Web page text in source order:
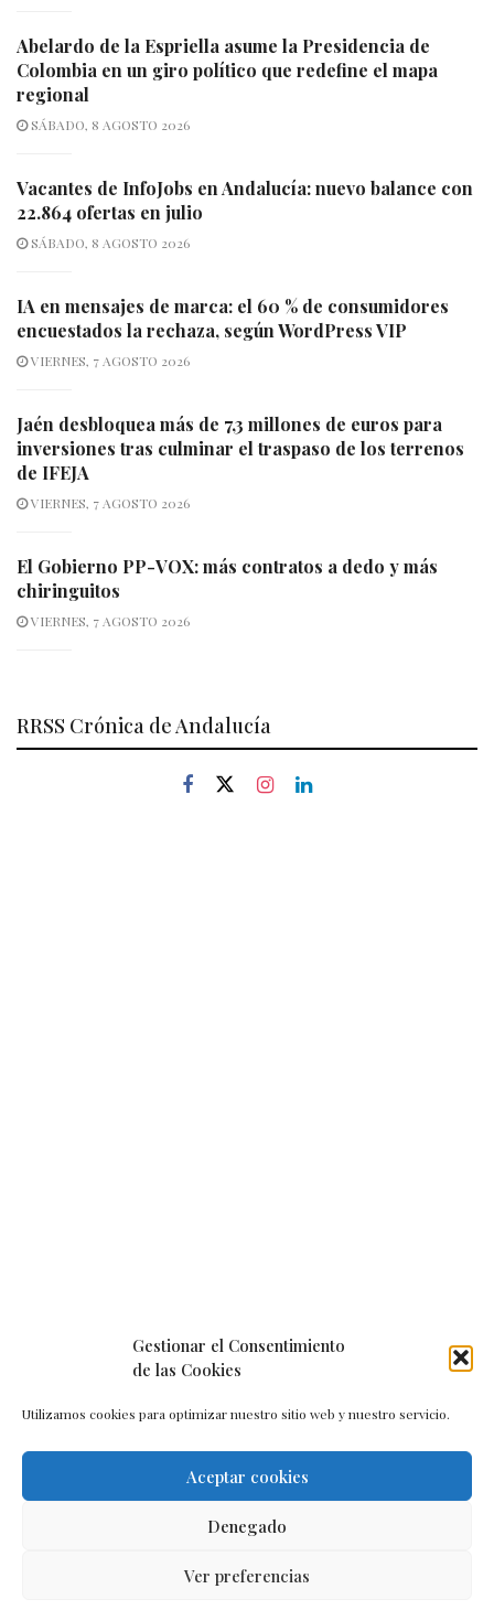
Gestionar el Consentimiento
de las Cookies
Utilizamos cookies para optimizar nuestro sitio web y nuestro servicio.
Aceptar cookies
Denegado
Ver preferencias
Abelardo de la Espriella asume la Presidencia de
Colombia en un giro político que redefine el mapa
regional
SÁBADO, 8 AGOSTO 2026
Vacantes de InfoJobs en Andalucía: nuevo balance con
22.864 ofertas en julio
SÁBADO, 8 AGOSTO 2026
IA en mensajes de marca: el 60 % de consumidores
encuestados la rechaza, según WordPress VIP
VIERNES, 7 AGOSTO 2026
Jaén desbloquea más de 7,3 millones de euros para
inversiones tras culminar el traspaso de los terrenos
de IFEJA
VIERNES, 7 AGOSTO 2026
El Gobierno PP-VOX: más contratos a dedo y más
chiringuitos
VIERNES, 7 AGOSTO 2026
RRSS Crónica de Andalucía
Política de cookies